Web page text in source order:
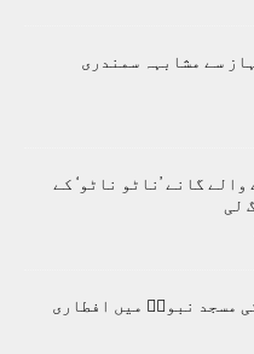
سے مشابہہ سمندری
گانے ’ناٹو ناٹو‘ کے
لی
مسجد نبویؐ میں افطاری